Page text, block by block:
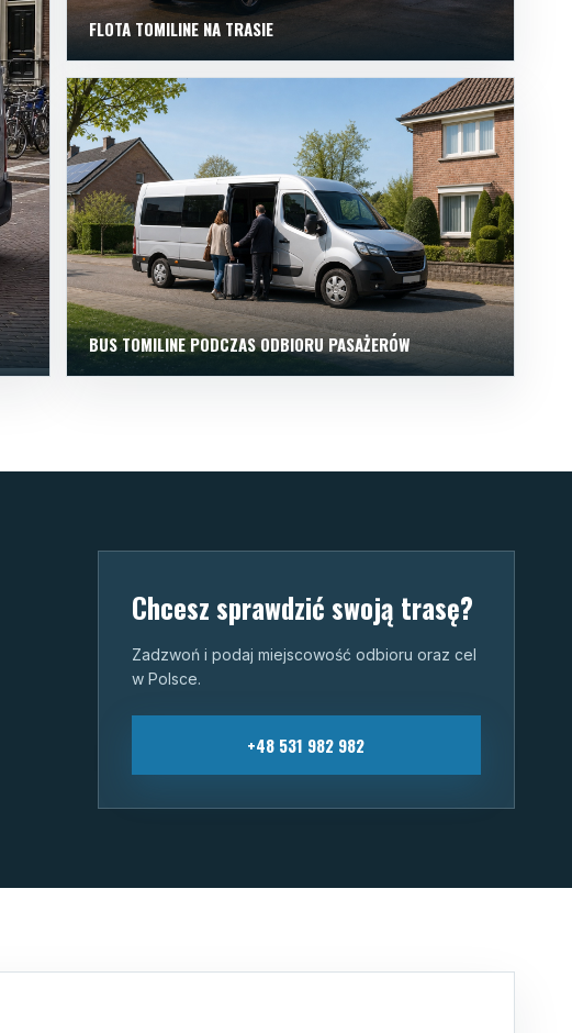
FLOTA TOMILINE NA TRASIE
BUS TOMILINE PODCZAS ODBIORU PASAŻERÓW
Chcesz sprawdzić swoją trasę?
Zadzwoń i podaj miejscowość odbioru oraz cel
w Polsce.
+48 531 982 982